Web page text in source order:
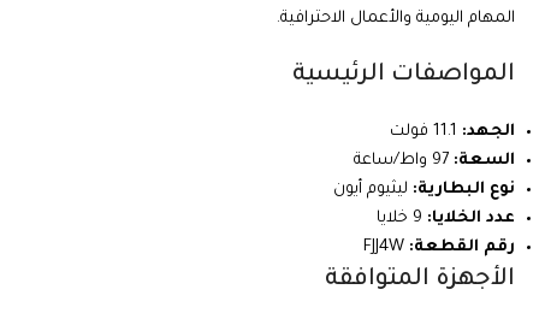
المهام اليومية والأعمال الاحترافية.
المواصفات الرئيسية
الجهد:
السعة:
نوع البطارية: ليثيوم أيون
عدد الخلايا:
رقم القطعة:
الأجهزة المتوافقة